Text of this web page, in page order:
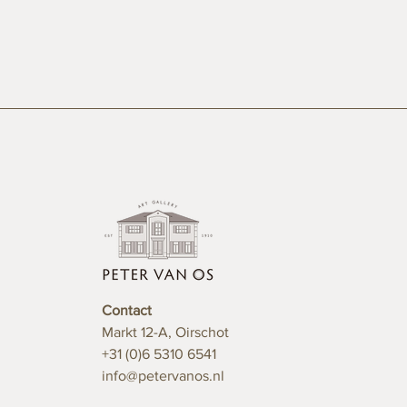
Contact
Markt 12-A, Oirschot
+31 (0)6 5310 6541
info@petervanos.nl